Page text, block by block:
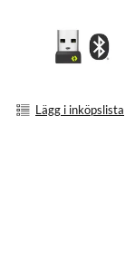
Lägg i inköpslista